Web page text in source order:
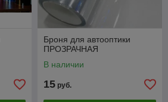
Броня для автооптики
ПРОЗРАЧНАЯ
В наличии
15 руб.